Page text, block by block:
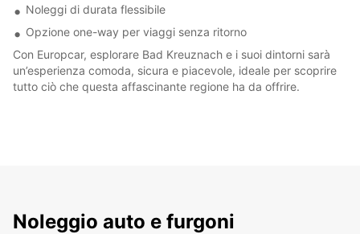
Noleggi di durata flessibile
Opzione one-way per viaggi senza ritorno
Con Europcar, esplorare Bad Kreuznach e i suoi dintorni sarà
un’esperienza comoda, sicura e piacevole, ideale per scoprire
tutto ciò che questa affascinante regione ha da offrire.
Noleggio auto e furgoni